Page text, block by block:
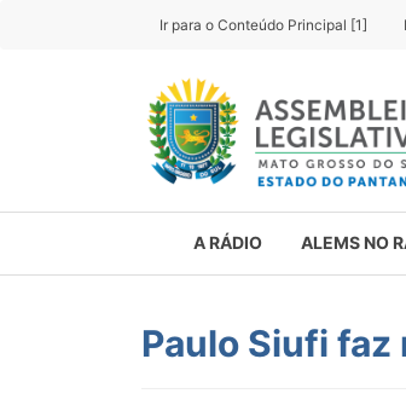
Ir para o Conteúdo Principal [1]
A RÁDIO ALEMS NO
Paulo Siufi